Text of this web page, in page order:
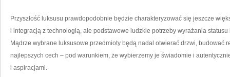
Przyszłość luksusu prawdopodobnie będzie charakteryzować się jeszcze
i integracją z technologią, ale podstawowe ludzkie potrzeby wyrażania
Mądrze wybrane luksusowe przedmioty będą nadal otwierać drzwi, budować
najlepszych cech – pod warunkiem, że wybierzemy je świadomie i
i aspiracjami.